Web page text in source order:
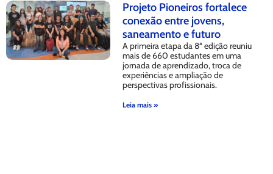
Projeto Pioneiros fortalece
conexão entre jovens,
saneamento e futuro
A primeira etapa da 8ª edição reuniu
mais de 660 estudantes em uma
jornada de aprendizado, troca de
experiências e ampliação de
perspectivas profissionais.
Leia mais »